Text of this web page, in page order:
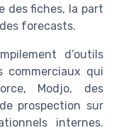
des fiches, la part
forecasts.
d’outils
commerciaux qui
Modjo, des
prospection sur
internes.